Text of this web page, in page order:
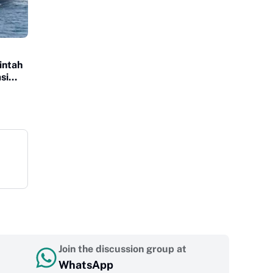
Join the discussion group at
WhatsApp